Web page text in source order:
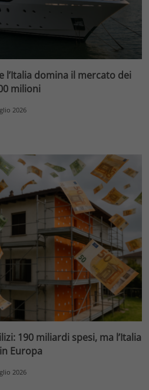
l’Italia domina il mercato dei
milioni
2026
190 miliardi spesi, ma l’Italia
Europa
2026